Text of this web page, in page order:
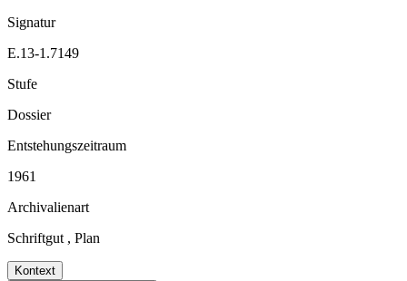
Signatur
E.13-1.7149
Stufe
Dossier
Entstehungszeitraum
1961
Archivalienart
Schriftgut , Plan
Kontext